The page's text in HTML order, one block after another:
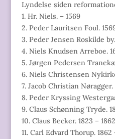
Lyndelse siden
1. Hr. Niels. – 1569
2. Peder Lauritsen Foul.
3. Peder Jensen Roskilde by.
4. Niels Knudsen Arreboe.
5. Jørgen Pedersen
6. Niels Christensen
7. Jacob Christian Nøragger.
8. Peder Kryssing
9. Claus Schønning Tryde.
10. Claus Becker. 1823 – 1862
11. Carl Edvard Thorup. 1862